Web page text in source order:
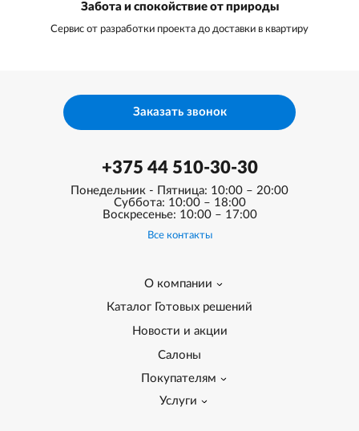
Забота и спокойствие от природы
Сервис от разработки проекта до доставки в квартиру
+375 44 510-30-30
Понедельник - Пятница: 10:00 – 20:00
Суббота: 10:00 – 18:00
Воскресенье: 10:00 – 17:00
Все контакты
О компании
Каталог Готовых решений
Новости и акции
Салоны
Покупателям
Услуги
Заказать звонок